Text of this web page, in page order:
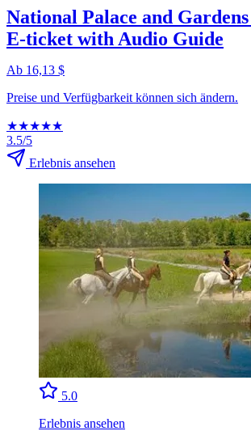
National Palace and
E-ticket with Audio Guide
Ab 16,13 $
Preise und Verfügbarkeit können sich ändern.
★★★★★
3.5/5
Erlebnis ansehen
5.0
Erlebnis ansehen